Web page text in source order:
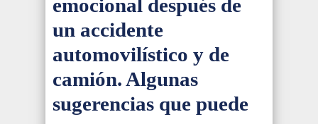
emocional después de
un accidente
automovilístico y de
camión. Algunas
sugerencias que puede